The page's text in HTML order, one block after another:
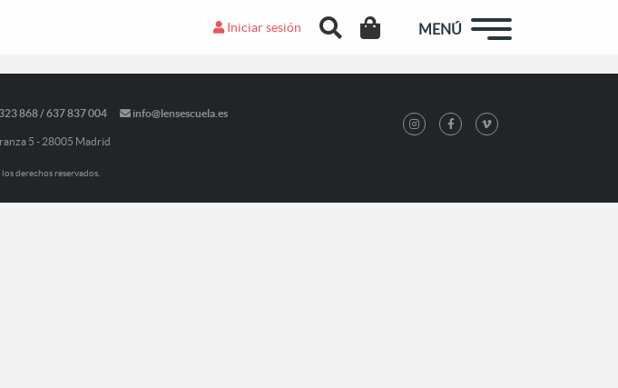
Iniciar sesión MENÚ
868 / 637 837 004 info@lensescuela.es
5 - 28005 Madrid
derechos reservados.